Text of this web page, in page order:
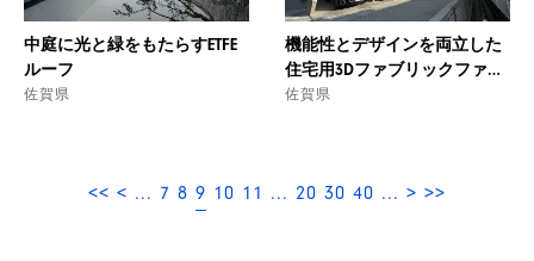
中庭に光と緑をもたらすETFE
ルーフ
佐賀県
機能性とデザインを両立した
住宅用3Dファブリックファサ
ード
佐賀県
<< < ... 7 8 9 10 11 ... 20 30 40 ... > >>